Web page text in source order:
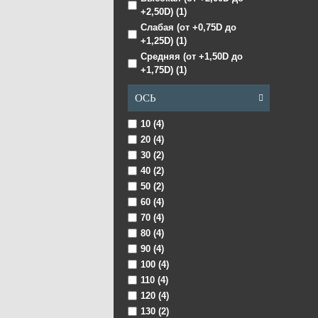
-1,25 (16)
-1,00 (16)
-0,75 (16)
-0,50 (16)
-0,25 (5)
+0,25 (5)
+0,50 (16)
+0,75 (16)
+1,00 (16)
+1,25 (16)
+1,50 (16)
+1,75 (16)
+2,00 (16)
+2,25 (16)
+2,50 (16)
+2,75 (16)
+3,00 (16)
+3,25 (16)
+3,50 (16)
+3,75 (16)
+2,50D) (1)
Слабая (от +0,75D до
+1,25D) (1)
Средняя (от +1,50D до
+1,75D) (1)
ОСЬ
10 (4)
20 (4)
30 (2)
40 (2)
50 (2)
60 (4)
70 (4)
80 (4)
90 (4)
100 (4)
110 (4)
120 (4)
130 (2)